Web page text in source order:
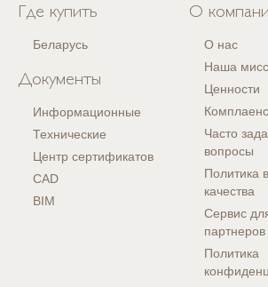
Где купить
Беларусь
Документы
Информационные
Технические
Центр сертификатов
CAD
BIM
О
О нас
Наша
Ценности
Часто
вопросы
Политика
качества
Сервис
Политика